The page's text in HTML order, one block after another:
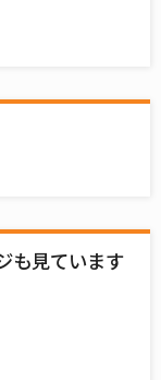
も見ています